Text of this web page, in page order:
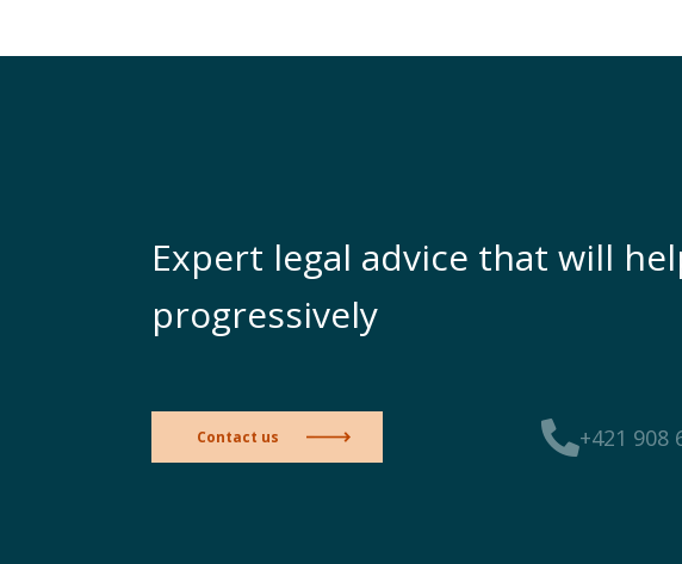
Expert legal advice that will
progressively
+421 908
Contact us